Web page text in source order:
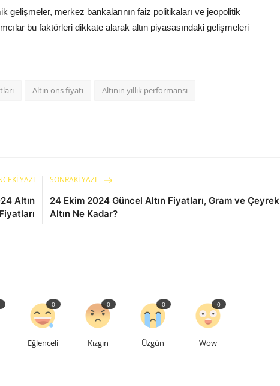
gelişmeler, merkez bankalarının faiz politikaları ve jeopolitik
bu faktörleri dikkate alarak altın piyasasındaki gelişmeleri
Altın ons fiyatı Altının yıllık performansı
YAZI
Altın
SONRAKI YAZI
24 Ekim 2024 Güncel Altın Fiyatları, Gram ve Çeyrek
Altın Ne Kadar?
Eğlenceli
0
Kızgın
0
Üzgün
0
Wow
0